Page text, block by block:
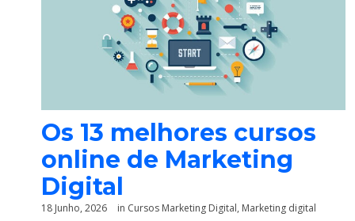
Os 13 melhores cursos
online de Marketing
Digital
18 Junho, 2026 in Cursos Marketing Digital, Marketing digital